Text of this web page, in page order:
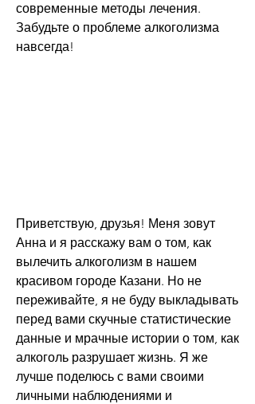
современные методы лечения.
Забудьте о проблеме алкоголизма
навсегда!
Приветствую, друзья! Меня зовут
Анна и я расскажу вам о том, как
вылечить алкоголизм в нашем
красивом городе Казани. Но не
переживайте, я не буду выкладывать
перед вами скучные статистические
данные и мрачные истории о том, как
алкоголь разрушает жизнь. Я же
лучше поделюсь с вами своими
личными наблюдениями и